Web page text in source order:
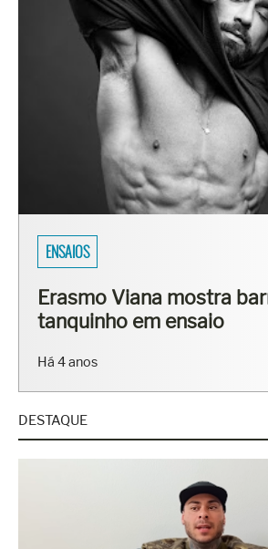
ENSAIOS
Erasmo Viana mostra
tanquinho em ensaio
Há 4 anos
DESTAQUE